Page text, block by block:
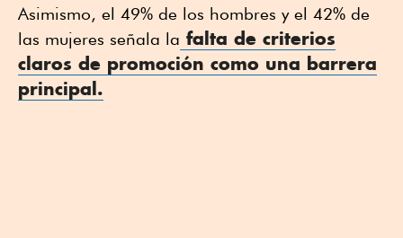
Asimismo, el 49% de los hombres y el 42% de
las mujeres señala la falta de criterios
claros de promoción como una barrera
principal.